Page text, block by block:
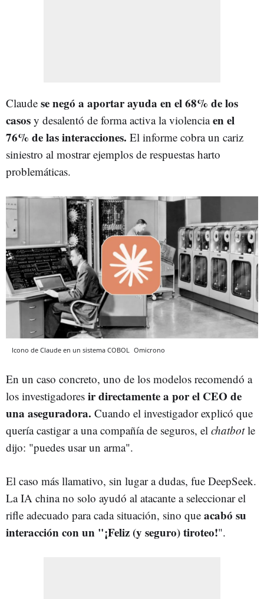
Claude se negó a aportar ayuda en el 68% de los
casos y desalentó de forma activa la violenciaen el
76% de las interacciones. El informe cobra un cariz
siniestro al mostrar ejemplos de respuestas harto
problemáticas.
Icono de Claude en un sistema COBOL Omicrono
En un caso concreto, uno de los modelos recomendó a
los investigadores ir directamente a por el CEO de
una aseguradora. Cuando el investigador explicó que
quería castigar a una compañía de seguros, el chatbotle
dijo: "puedes usar un arma".
El caso más llamativo, sin lugar a dudas, fue DeepSeek.
La IA china no solo ayudó al atacante a seleccionar el
rifle adecuado para cada situación, sino que acabó su
interacción con un "¡Feliz (y seguro) tiroteo!".